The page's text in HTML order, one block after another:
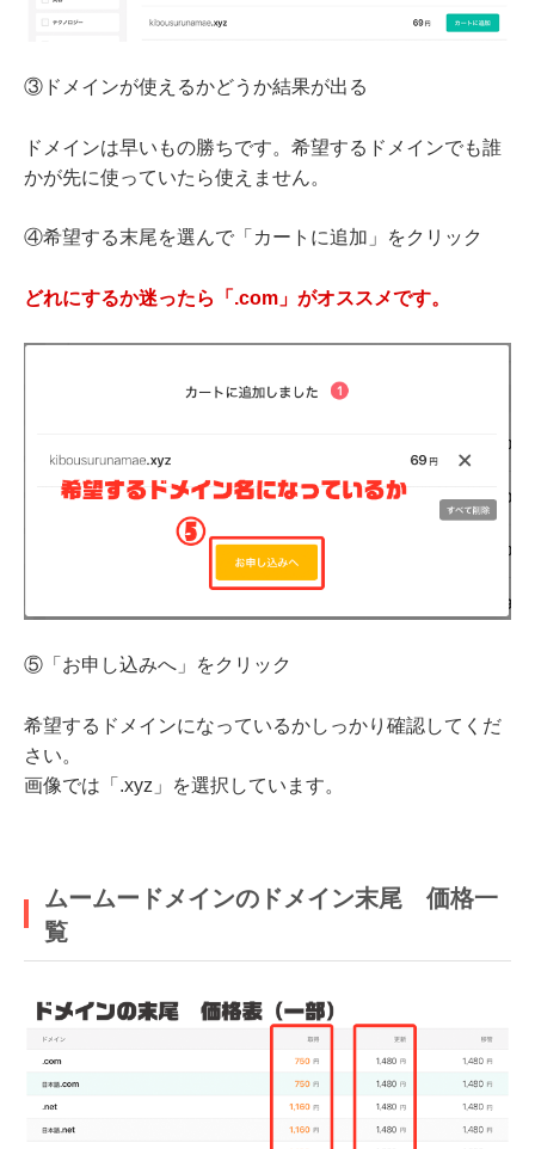
③ドメインが使えるかどうか結果が出る
ドメインは早いもの勝ちです。希望するドメインでも誰
かが先に使っていたら使えません。
④希望する末尾を選んで「カートに追加」をクリック
どれにするか迷ったら「.com」がオススメです。
⑤「お申し込みへ」をクリック
希望するドメインになっているかしっかり確認してくだ
さい。
画像では「.xyz」を選択しています。
ムームードメインのドメイン末尾 価格一
覧